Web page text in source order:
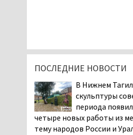
ПОСЛЕДНИЕ НОВОСТИ
В Нижнем
скульптуры
периода
четыре новых работы из
тему народов России и